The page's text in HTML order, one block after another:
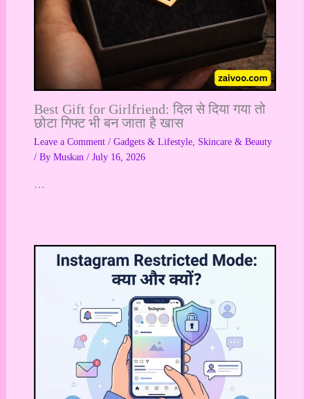
Best Gift for Girlfriend: दिल से दिया गया तो
छोटा गिफ्ट भी बन जाता है खास
Leave a Comment / Gadgets & Lifestyle, Skincare & Beauty
/ By Muskan / July 16, 2026
…